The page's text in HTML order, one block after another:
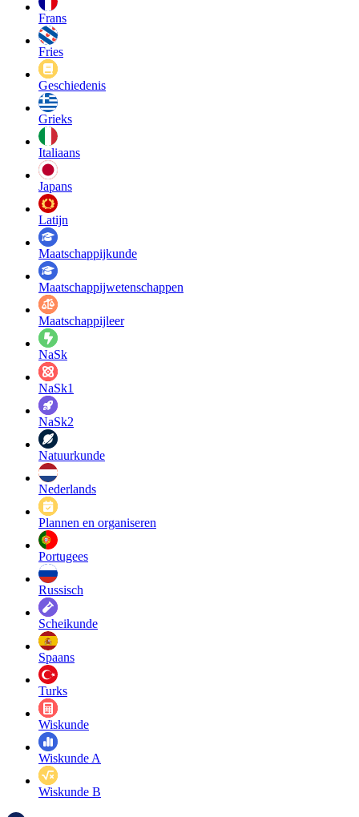
Frans
Fries
Geschiedenis
Grieks
Italiaans
Japans
Latijn
Maatschappij­kunde
Maatschappij­wetenschappen
Maatschappijleer
NaSk
NaSk1
NaSk2
Natuurkunde
Nederlands
Plannen en organiseren
Portugees
Russisch
Scheikunde
Spaans
Turks
Wiskunde
Wiskunde A
Wiskunde B